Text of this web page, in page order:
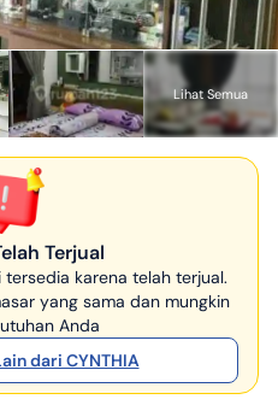
Lihat Semua
Terjual
karena telah terjual.
yang sama dan mungkin
Anda
dari CYNTHIA